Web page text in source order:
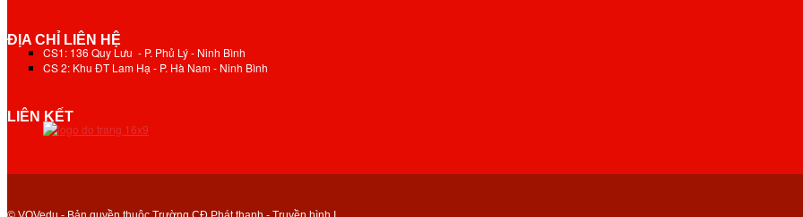
ĐỊA CHỈ LIÊN HỆ
CS1: 136 Quy Lưu - P. Phủ Lý - Ninh Bình
CS 2: Khu ĐT Lam Hạ - P. Hà Nam - Ninh Bình
LIÊN KẾT